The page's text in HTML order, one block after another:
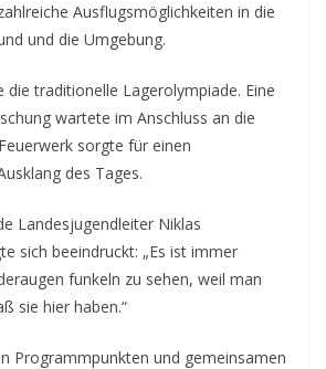
Ausflugsmöglichkeiten in die
und die Umgebung.
die traditionelle Lagerolympiade. Eine
wartete im Anschluss an die
sorgte für einen
des Tages.
Landesjugendleiter Niklas
sich beeindruckt: „Es ist immer
funkeln zu sehen, weil man
sie hier haben.“
Programmpunkten und gemeinsamen